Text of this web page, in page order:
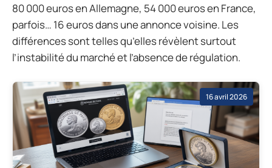
80 000 euros en Allemagne, 54 000 euros en France,
parfois… 16 euros dans une annonce voisine. Les
différences sont telles qu’elles révèlent surtout
l’instabilité du marché et l’absence de régulation.
16 avril 2026